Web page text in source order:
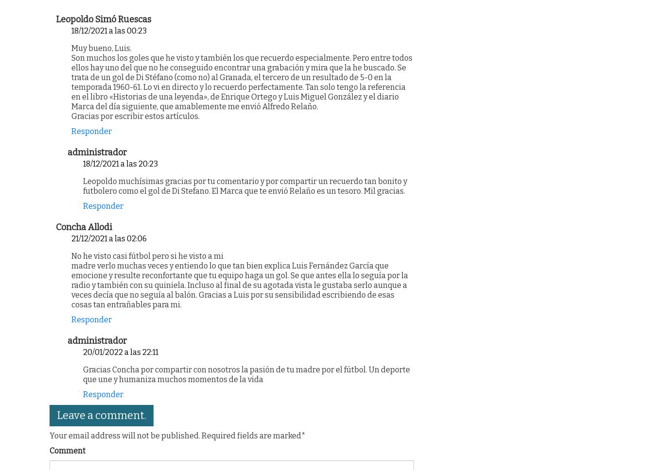
Leopoldo Simó Ruescas
18/12/2021 a las 00:23
Muy bueno, Luis.
Son muchos los goles que he visto y también los que recuerdo especialmente. Pero entre todos
ellos hay uno del que no he conseguido encontrar una grabación y mira que la he buscado. Se
trata de un gol de Di Stéfano (como no) al Granada, el tercero de un resultado de 5-0 en la
temporada 1960-61. Lo vi en directo y lo recuerdo perfectamente. Tan solo tengo la referencia
en el libro «Historias de una leyenda», de Enrique Ortego y Luis Miguel González y el diario
Marca del día siguiente, que amablemente me envió Alfredo Relaño.
Gracias por escribir estos artículos.
Responder
administrador
18/12/2021 a las 20:23
Leopoldo muchísimas gracias por tu comentario y por compartir un recuerdo tan bonito y
futbolero como el gol de Di Stefano. El Marca que te envió Relaño es un tesoro. Mil gracias.
Responder
Concha Allodi
21/12/2021 a las 02:06
No he visto casi fútbol pero si he visto a mi
madre verlo muchas veces y entiendo lo que tan bien explica Luis Fernández García que
emocione y resulte reconfortante que tu equipo haga un gol. Se que antes ella lo seguía por la
radio y también con su quiniela. Incluso al final de su agotada vista le gustaba serlo aunque a
veces decía que no seguía al balón. Gracias a Luis por su sensibilidad escribiendo de esas
cosas tan entrañables para mi.
Responder
administrador
20/01/2022 a las 22:11
Gracias Concha por compartir con nosotros la pasión de tu madre por el fútbol. Un deporte
que une y humaniza muchos momentos de la vida
Responder
Leave a comment.
Your email address will not be published. Required fields are marked*
Comment